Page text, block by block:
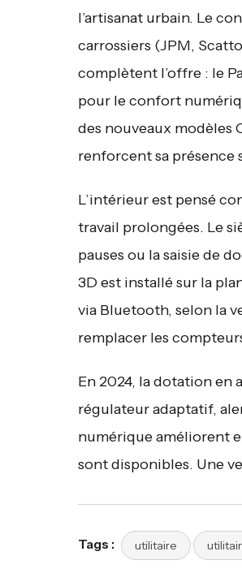
l’artisanat urbain. Le
carrossiers (JPM,
complètent l’offre : le
pour le confort
des nouveaux modèles
renforcent sa présence
L’intérieur est pensé
travail prolongées. Le
pauses ou la saisie de
3D est installé sur la
via Bluetooth, selon la
remplacer les
En 2024, la dotation en
régulateur adaptatif,
numérique améliorent
sont disponibles. Une
Tags : utilitaire